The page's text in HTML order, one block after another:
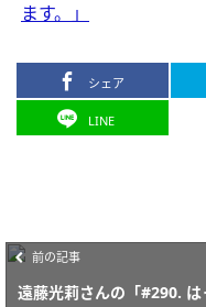
ます。」
シェア
LINE
前の記事
遠藤光莉さんの「#290. は